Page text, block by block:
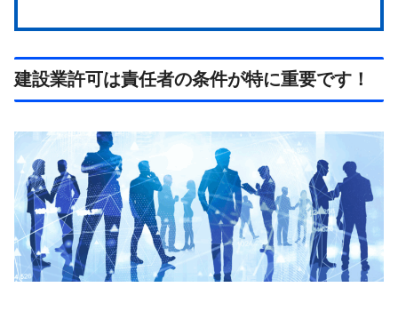
建設業許可は責任者の条件が特に重要です！